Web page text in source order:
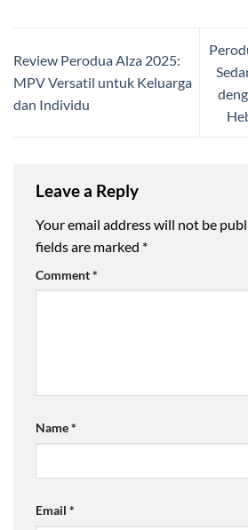
Review Perodua Alza 2025:
MPV Versatil untuk Keluarga
dan Individu
Leave a Reply
Your email address will not be
fields are marked *
Comment*
Name*
Email *